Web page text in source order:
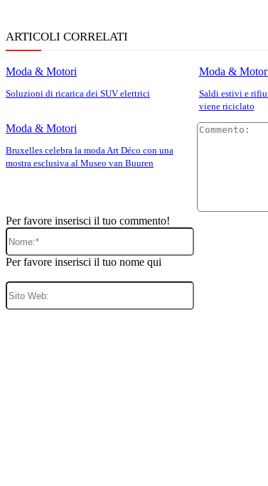
ARTICOLI CORRELATI
Moda & Motori
Soluzioni di ricarica dei SUV elettrici
Moda &
Saldi estivi e
viene riciclato
Moda & Motori
Bruxelles celebra la moda Art Déco con una
mostra esclusiva al Museo van Buuren
Per favore inserisci il tuo commento!
Nome:*
Per favore inserisci il tuo nome qui
Sito